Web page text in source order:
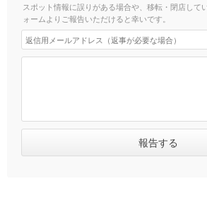
スポット情報に誤りがある場合や、移転・閉店して
ォームよりご報告いただけると幸いです。